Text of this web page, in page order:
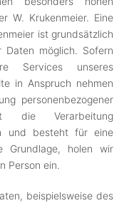
W. Krukenmeier. Eine
ist grundsätzlich
Daten möglich. Sofern
Services unseres
in Anspruch nehmen
personenbezogener
die Verarbeitung
und besteht für eine
Grundlage, holen wir
Person ein.
beispielsweise des